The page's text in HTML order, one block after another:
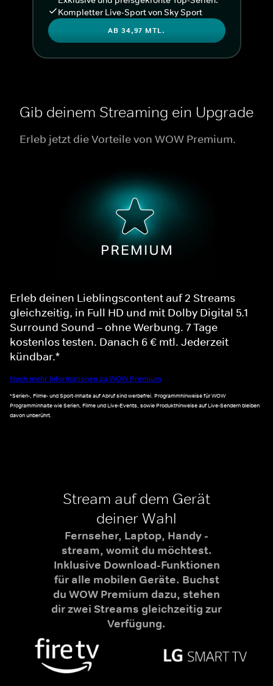
Kompletter Live-Sport von Sky Sport
AB 34,97 MTL.
Gib deinem Streaming ein Upgrade
Erleb jetzt die Vorteile von WOW Premium.
Erleb deinen Lieblingscontent auf 2 Streams
gleichzeitig, in Full HD und mit Dolby Digital 5.1
Surround Sound – ohne Werbung. 7 Tage
kostenlos testen. Danach 6 € mtl. Jederzeit
kündbar.*
Noch mehr Informationen zu WOW Premium
*Serien-, Filme- und Sport-Inhalte auf Abruf sind werbefrei. Programmhinweise für WOW
Programminhalte wie Serien, Filme und Live-Events, sowie Produkthinweise auf Live-Sendern bleiben
davon unberührt.
Stream auf dem Gerät
deiner Wahl
Fernseher, Laptop, Handy -
stream, womit du möchtest.
Inklusive Download-Funktionen
für alle mobilen Geräte. Buchst
du WOW Premium dazu, stehen
dir zwei Streams gleichzeitig zur
Verfügung.